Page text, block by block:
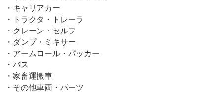
・キャリアカー
・トラクタ・トレーラ
・クレーン・セルフ
・ダンプ・ミキサー
・アームロール・パッカー
・バス
・家畜運搬車
・その他車両・パーツ